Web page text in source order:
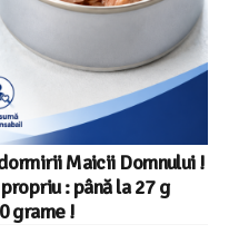
Maicii Domnului !
: până la 27 g
grame !